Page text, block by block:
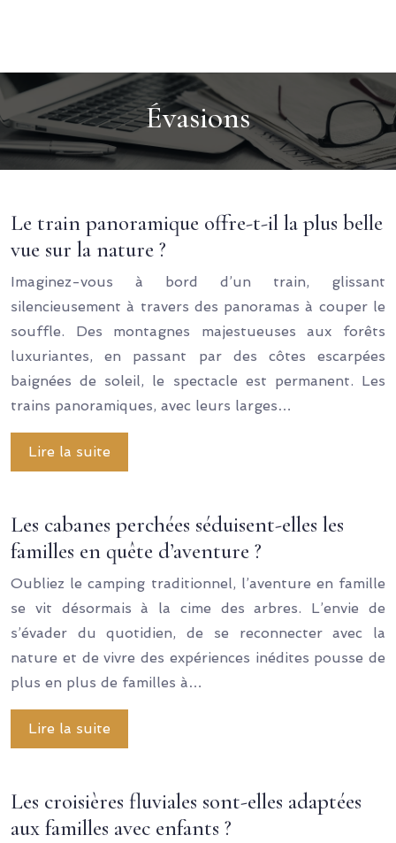
Évasions
Le train panoramique offre-t-il la plus belle
vue sur la nature ?
Imaginez-vous à bord d’un train, glissant
silencieusement à travers des panoramas à couper le
souffle. Des montagnes majestueuses aux forêts
luxuriantes, en passant par des côtes escarpées
baignées de soleil, le spectacle est permanent. Les
trains panoramiques, avec leurs larges…
Lire la suite
Les cabanes perchées séduisent-elles les
familles en quête d’aventure ?
Oubliez le camping traditionnel, l’aventure en famille
se vit désormais à la cime des arbres. L’envie de
s’évader du quotidien, de se reconnecter avec la
nature et de vivre des expériences inédites pousse de
plus en plus de familles à…
Lire la suite
Les croisières fluviales sont-elles adaptées
aux familles avec enfants ?